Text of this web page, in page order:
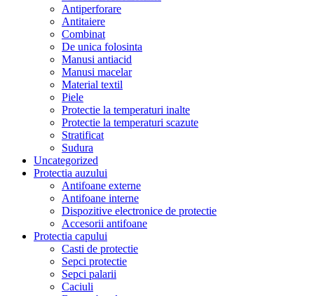
Antiperforare
Antitaiere
Combinat
De unica folosinta
Manusi antiacid
Manusi macelar
Material textil
Piele
Protectie la temperaturi inalte
Protectie la temperaturi scazute
Stratificat
Sudura
Uncategorized
Protectia auzului
Antifoane externe
Antifoane interne
Dispozitive electronice de protectie
Accesorii antifoane
Protectia capului
Casti de protectie
Sepci protectie
Sepci palarii
Caciuli